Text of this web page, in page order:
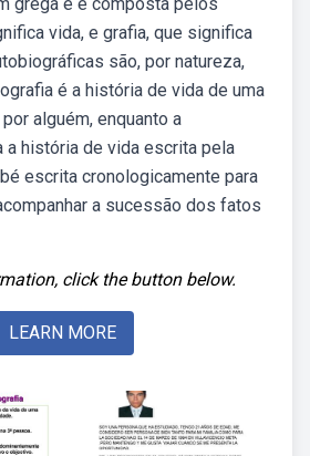
vida, e grafia, que significa
são, por natureza,
é a história de vida de uma
alguém, enquanto a
a história de vida escrita pela
escrita cronologicamente para
a sucessão dos fatos
click the button below.
LEARN MORE